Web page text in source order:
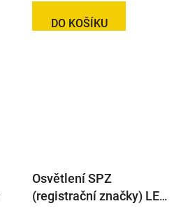
DO KOŠÍKU
Osvětlení SPZ
(registrační značky) LED